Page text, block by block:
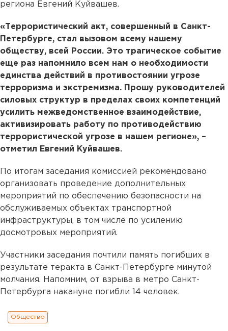
региона Евгений Куйвашев.
«Террористический акт, совершенный в Санкт-
Петербурге, стал вызовом всему нашему
обществу, всей России. Это трагическое событие
еще раз напомнило всем нам о необходимости
единства действий в противостоянии угрозе
терроризма и экстремизма. Прошу руководителей
силовых структур в пределах своих компетенций
усилить межведомственное взаимодействие,
активизировать работу по противодействию
террористической угрозе в нашем регионе», –
отметил Евгений Куйвашев.
По итогам заседания комиссией рекомендовано
организовать проведение дополнительных
мероприятий по обеспечению безопасности на
обслуживаемых объектах транспортной
инфраструктуры, в том числе по усилению
досмотровых мероприятий.
Участники заседания почтили память погибших в
результате теракта в Санкт-Петербурге минутой
молчания. Напомним, от взрыва в метро Санкт-
Петербурга накануне погибли 14 человек.
Общество